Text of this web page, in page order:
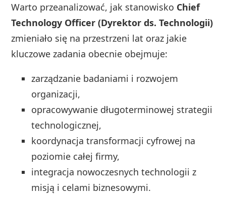
Warto przeanalizować, jak stanowisko Chief
Technology Officer (Dyrektor ds. Technologii)
zmieniało się na przestrzeni lat oraz jakie
kluczowe zadania obecnie obejmuje:
zarządzanie badaniami i rozwojem
organizacji,
opracowywanie długoterminowej strategii
technologicznej,
koordynacja transformacji cyfrowej na
poziomie całej firmy,
integracja nowoczesnych technologii z
misją i celami biznesowymi.